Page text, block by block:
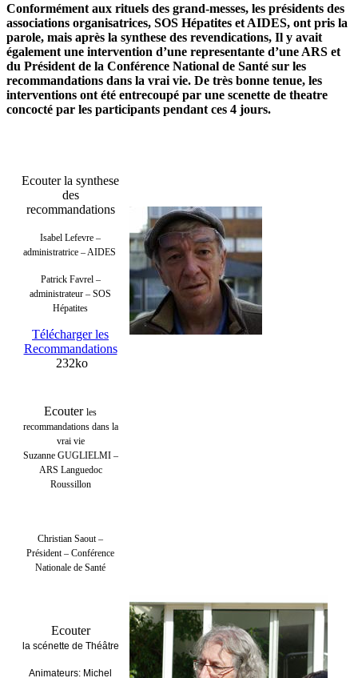
Conformément aux rituels des grand-messes, les présidents des
associations organisatrices, SOS Hépatites et AIDES, ont pris la
parole, mais après la synthese des revendications, Il y avait
également une intervention d’une representante d’une ARS et
du Président de la Conférence National de Santé sur les
recommandations dans la vrai vie. De très bonne tenue, les
interventions ont été entrecoupé par une scenette de theatre
concocté par les participants pendant ces 4 jours.
Ecouter la synthese
des
recommandations
Isabel Lefevre –
administratrice – AIDES
Patrick Favrel –
administrateur – SOS
Hépatites
Télécharger les
Recommandations
232ko
Ecouter les
recommandations dans la
vrai vie
Suzanne GUGLIELMI –
ARS Languedoc
Roussillon
Christian Saout –
Président – Conférence
Nationale de Santé
Ecouter
la scénette de Théâtre
Animateurs: Michel